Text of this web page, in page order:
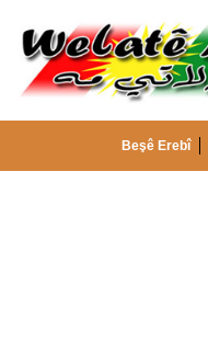
Beşê Erebî